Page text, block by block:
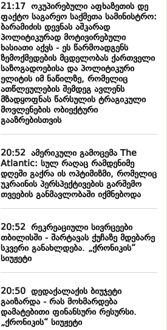
21:17ოკუპირებული აფხაზეთის დე
ფაქტო საგარეო საქმეთა სამინისტრო:
ბარამიძის დევნას აშკარად
პოლიტიკურად მოტივირებული
ხასიათი აქვს - ეს წარმოადგენს
ზემოქმედების მცდელობას ქართველი
საზოგადოებისა და პოლიტიკური
ელიტის იმ ნაწილზე, რომელიც
ათწლეულების შემდეგ ავლენს
მზადყოფნას წარსულის ტრაგიკული
მოვლენების ობიექტური
გააზრებისთვის
20:52ამერიკული გამოცემა The
Atlantic: სულ რაღაც რამდენიმე
დღეში გაქრა ის ოპტიმიზმი, რომელიც
უკრაინის პერსპექტივების გარშემო
თვეების განმავლობაში იქმნებოდა
20:52რეკრეაციული სივრცეები
თბილისში - შარტავას ქუჩაზე მდებარე
სკვერი განახლდება. „ქრონიკის“
სიუჟეტი
20:50დედაქალაქის ბიუჯეტი
გაიზარდა - რას მოხმარდება
დამატებითი ფინანსური რესურსი.
„ქრონიკის“ სიუჟეტი